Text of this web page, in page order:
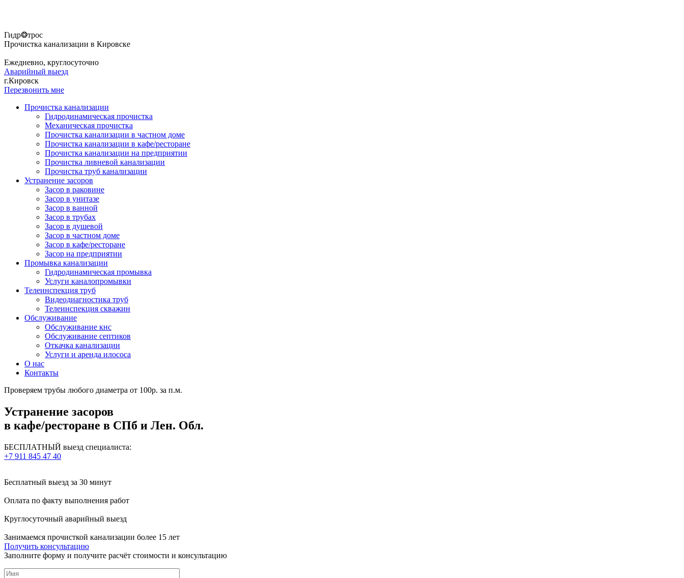
Гидр❂трос
Прочистка канализации в Кировске
Ежедневно, круглосуточно
Аварийный выезд
г.Кировск
Перезвонить мне
Прочистка канализации
Гидродинамическая прочистка
Механическая прочистка
Прочистка канализации в частном доме
Прочистка канализации в кафе/ресторане
Прочистка канализации на предприятии
Прочистка ливневой канализации
Прочистка труб канализации
Устранение засоров
Засор в раковине
Засор в унитазе
Засор в ванной
Засор в трубах
Засор в душевой
Засор в частном доме
Засор в кафе/ресторане
Засор на предприятии
Промывка канализации
Гидродинамическая промывка
Услуги каналопромывки
Телеинспекция труб
Видеодиагностика труб
Телеинспекция скважин
Обслуживание
Обслуживание кнс
Обслуживание септиков
Откачка канализации
Услуги и аренда илососа
О нас
Контакты
Проверяем трубы любого диаметра от 100р. за п.м.
Устранение засоров
в кафе/ресторане в СПб и Лен. Обл.
БЕСПЛАТНЫЙ выезд специалиста:
+7 911 845 47 40
Бесплатный выезд за 30 минут
Оплата по факту выполнения работ
Круглосуточный аварийный выезд
Занимаемся прочисткой канализации более 15 лет
Получить консультацию
Заполните форму и получите расчёт стоимости и консультацию